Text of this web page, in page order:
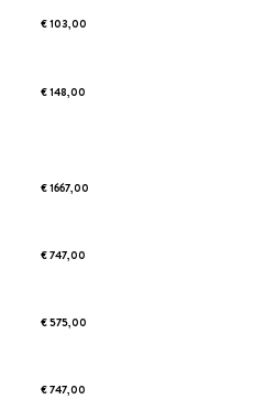
€ 103,00
€ 148,00
€ 1667,00
€ 747,00
€ 575,00
€ 747,00